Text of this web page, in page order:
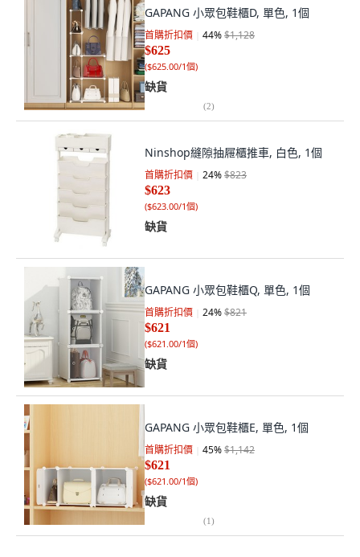
GAPANG 小眾包鞋櫃D, 單色, 1個
首購折扣價 44%$1,128
$625
($625.00/1個)
缺貨
(2)
Ninshop縫隙抽屜櫃推車, 白色, 1個
首購折扣價 24%$823
$623
($623.00/1個)
缺貨
GAPANG 小眾包鞋櫃Q, 單色, 1個
首購折扣價 24%$821
$621
($621.00/1個)
缺貨
GAPANG 小眾包鞋櫃E, 單色, 1個
首購折扣價 45%$1,142
$621
($621.00/1個)
缺貨
(1)